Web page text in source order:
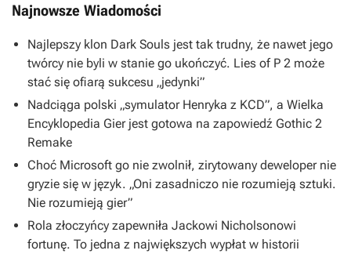
Najnowsze Wiadomości
Najlepszy klon Dark Souls jest tak trudny, że nawet jego
twórcy nie byli w stanie go ukończyć. Lies of P 2 może
stać się ofiarą sukcesu „jedynki”
Nadciąga polski „symulator Henryka z KCD”, a Wielka
Encyklopedia Gier jest gotowa na zapowiedź Gothic 2
Remake
Choć Microsoft go nie zwolnił, zirytowany deweloper nie
gryzie się w język. „Oni zasadniczo nie rozumieją sztuki.
Nie rozumieją gier”
Rola złoczyńcy zapewniła Jackowi Nicholsonowi
fortunę. To jedna z największych wypłat w historii